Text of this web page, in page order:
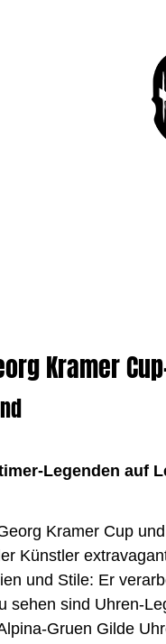
Kramer
Legenden auf
Kramer Cup
Künstler
und Stile: Er
sehen sind Uhren-
Gruen Gilde